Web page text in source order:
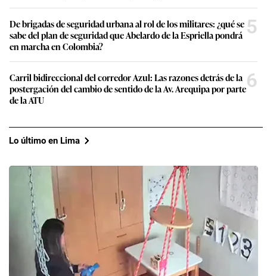
De brigadas de seguridad urbana al rol de los militares: ¿qué se
sabe del plan de seguridad que Abelardo de la Espriella pondrá
en marcha en Colombia?
5
Carril bidireccional del corredor Azul: Las razones detrás de la
postergación del cambio de sentido de la Av. Arequipa por parte
de la ATU
6
Lo último en Lima